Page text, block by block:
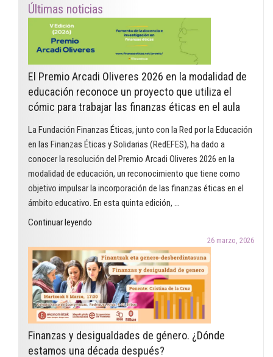
Últimas noticias
El Premio Arcadi Oliveres 2026 en la modalidad de
educación reconoce un proyecto que utiliza el
cómic para trabajar las finanzas éticas en el aula
La Fundación Finanzas Éticas, junto con la Red por la Educación
en las Finanzas Éticas y Solidarias (RedEFES), ha dado a
conocer la resolución del Premio Arcadi Oliveres 2026 en la
modalidad de educación, un reconocimiento que tiene como
objetivo impulsar la incorporación de las finanzas éticas en el
ámbito educativo. En esta quinta edición, …
Continuar leyendo
Arcadi
Oliveres
2026
en
la
modalidad
de
educación
26 marzo, 2026
Finanzas y desigualdades de género. ¿Dónde
estamos una década después?